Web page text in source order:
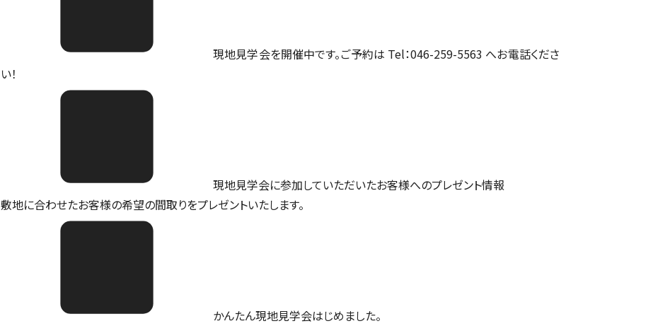
現地見学会を開催中です。ご予約は Tel：046-259-5563 へお電話くださ
い！
現地見学会に参加していただいたお客様へのプレゼント情報
敷地に合わせたお客様の希望の間取りをプレゼントいたします。
かんたん現地見学会はじめました。